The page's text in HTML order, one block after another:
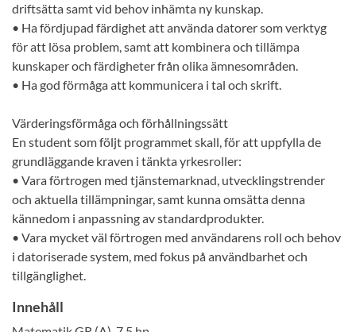
driftsätta samt vid behov inhämta ny kunskap.
• Ha fördjupad färdighet att använda datorer som verktyg
för att lösa problem, samt att kombinera och tillämpa
kunskaper och färdigheter från olika ämnesområden.
• Ha god förmåga att kommunicera i tal och skrift.
Värderingsförmåga och förhållningssätt
En student som följt programmet skall, för att uppfylla de
grundläggande kraven i tänkta yrkesroller:
• Vara förtrogen med tjänstemarknad, utvecklingstrender
och aktuella tillämpningar, samt kunna omsätta denna
kännedom i anpassning av standardprodukter.
• Vara mycket väl förtrogen med användarens roll och behov
i datoriserade system, med fokus på användbarhet och
tillgänglighet.
Innehåll